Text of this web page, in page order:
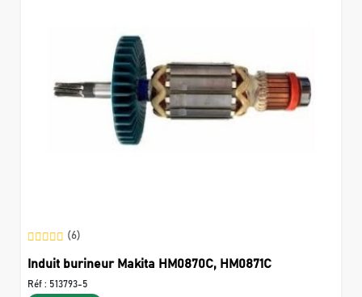
(6)
Induit burineur Makita HM0870C, HM0871C
Réf : 513793-5